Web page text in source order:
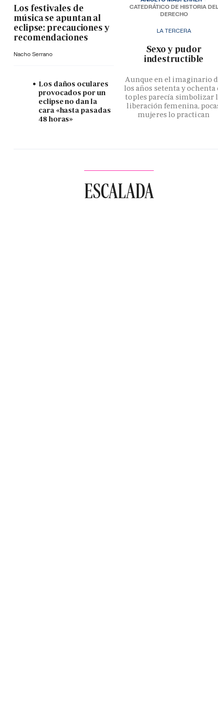
Los festivales de
música se apuntan al
eclipse: precauciones y
recomendaciones
Nacho Serrano
Los daños oculares
provocados por un
eclipse no dan la
cara «hasta pasadas
48 horas»
LA TERCERA
­Sexo y pudor
indestructible
Aunque en el imaginario
los años setenta y ochenta
toples parecía simbolizar
liberación femenina,
mujeres lo practican
CATEDRÁTICO DE HISTORIA DEL
DERECHO
ESCALADA